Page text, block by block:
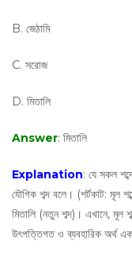
B. জেঠামি
C. সরোজ
D. মিতালি
Answer: মিতালি
Explanation: যে সকল
যৌগিক শব্দ বলে। (শর্টকাট: মূল
মিতালি (নতুন শব্দ)। এখানে, মূল
উৎপত্তিগত ও ব্যবহারিক অর্থ